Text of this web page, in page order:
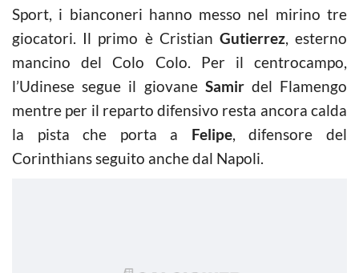
Sport, i bianconeri hanno messo nel mirino tre
giocatori. Il primo è Cristian Gutierrez, esterno
mancino del Colo Colo. Per il centrocampo,
l’Udinese segue il giovane Samirdel Flamengo
mentre per il reparto difensivo resta ancora calda
la pista che porta a Felipe, difensore del
Corinthians seguito anche dal Napoli.